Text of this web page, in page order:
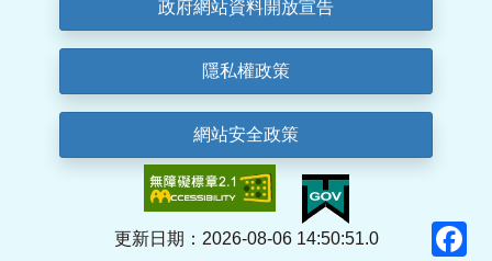
政府網站資料開放宣告
隱私權政策
網站安全政策
更新日期：2026-08-06 14:50:51.0